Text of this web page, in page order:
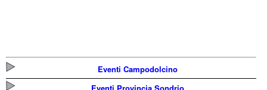
Eventi Campodolcino